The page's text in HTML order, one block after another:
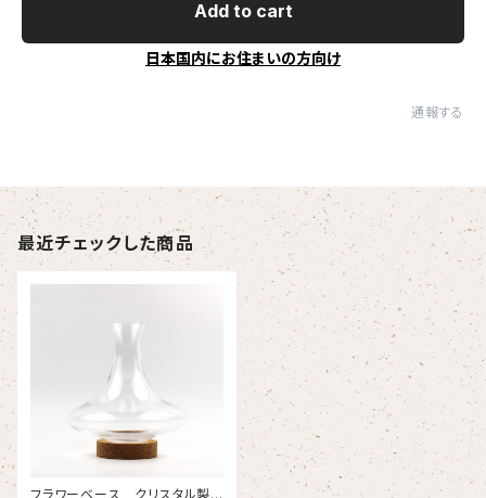
Add to cart
日本国内にお住まいの方向け
通報する
最近チェックした商品
フラワーベース クリスタル製